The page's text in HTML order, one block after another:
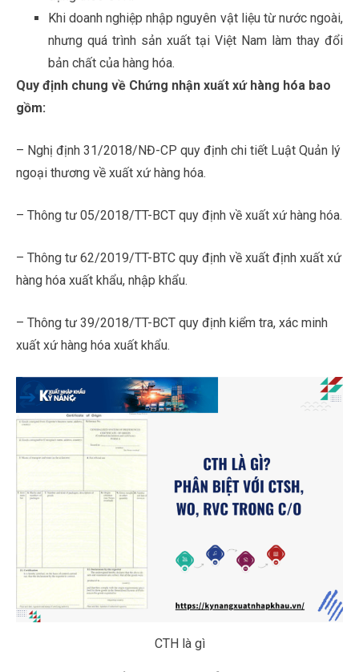
Khi doanh nghiệp nhập nguyên vật liệu từ nước ngoài,
nhưng quá trình sản xuất tại Việt Nam làm thay đổi
bản chất của hàng hóa.
Quy định chung về Chứng nhận xuất xứ hàng hóa bao
gồm:
– Nghị định 31/2018/NĐ-CP quy định chi tiết Luật Quản lý
ngoại thương về xuất xứ hàng hóa.
– Thông tư 05/2018/TT-BCT quy định về xuất xứ hàng hóa.
– Thông tư 62/2019/TT-BTC quy định về xuất định xuất xứ
hàng hóa xuất khẩu, nhập khẩu.
– Thông tư 39/2018/TT-BCT quy định kiểm tra, xác minh
xuất xứ hàng hóa xuất khẩu.
CTH là gì